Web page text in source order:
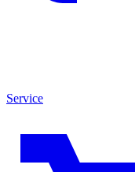
Service